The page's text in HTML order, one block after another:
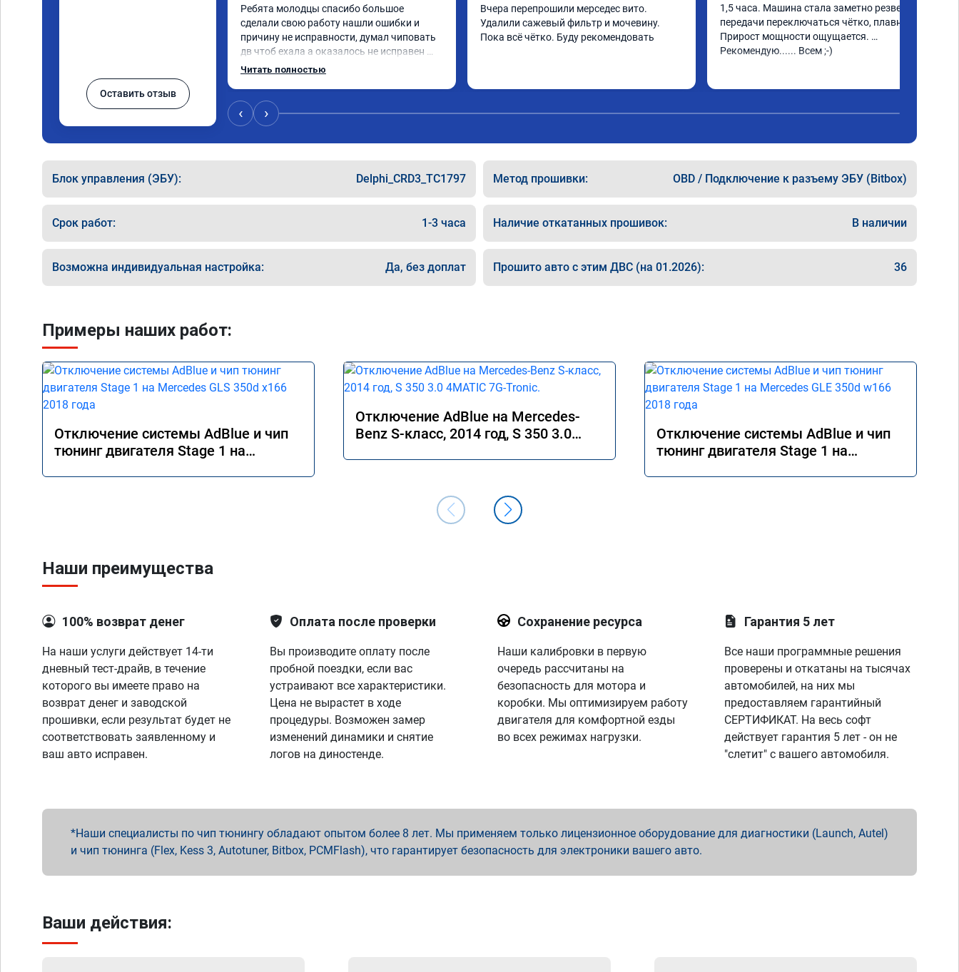
Оставить отзыв
Ребята молодцы спасибо большое
сделали свою работу нашли ошибки и
причину не исправности, думал чиповать
дв чтоб ехала а оказалось не исправен
регулятор турбины, поменял стало все
Читать полностью
Вчера перепрошили мерседес вито.
Удалили сажевый фильтр и мочевину.
Пока всё чётко. Буду рекомендовать
1,5 часа. Машина стала заметно резвей,
передачи переключаться чётко, плавно.
Прирост мощности ощущается.
Рекомендую...... Всем ;-)
‹ ›
Блок управления (ЭБУ): Delphi_CRD3_TC1797 Метод прошивки: OBD / Подключение к разъему ЭБУ (Bitbox)
Срок работ: 1-3 часа Наличие откатанных прошивок: В наличии
Возможна индивидуальная настройка: Да, без доплат Прошито авто с этим ДВС (на 01.2026): 36
Примеры наших работ:
Отключение системы AdBlue и чип
тюнинг двигателя Stage 1 на
Отключение AdBlue на Mercedes-
Benz S-класс, 2014 год, S 350 3.0
Отключение системы AdBlue и чип
тюнинг двигателя Stage 1 на
Наши преимущества
100% возврат денег
На наши услуги действует 14-ти
дневный тест-драйв, в течение
которого вы имеете право на
возврат денег и заводской
прошивки, если результат будет не
соответствовать заявленному и
ваш авто исправен.
Оплата после проверки
Вы производите оплату после
пробной поездки, если вас
устраивают все характеристики.
Цена не вырастет в ходе
процедуры. Возможен замер
изменений динамики и снятие
логов на диностенде.
Сохранение ресурса
Наши калибровки в первую
очередь рассчитаны на
безопасность для мотора и
коробки. Мы оптимизируем работу
двигателя для комфортной езды
во всех режимах нагрузки.
Гарантия 5 лет
Все наши программные решения
проверены и откатаны на тысячах
автомобилей, на них мы
предоставляем гарантийный
СЕРТИФИКАТ. На весь софт
действует гарантия 5 лет - он не
"слетит" с вашего автомобиля.
Наши специалисты по чип тюнингу обладают опытом более 8 лет. Мы применяем только лицензионное оборудование для диагностики (Launch, Autel)
и чип тюнинга (Flex, Kess 3, Autotuner, Bitbox, PCMFlash), что гарантирует безопасность для электроники вашего авто.
Ваши действия: